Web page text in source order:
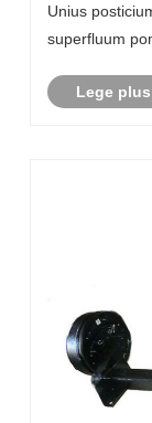
Unius
superfluum
Lege plus